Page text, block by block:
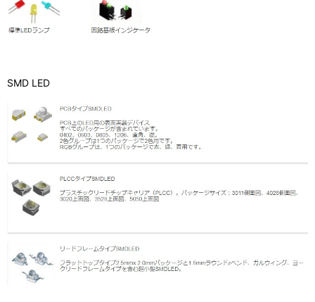
SMD LED